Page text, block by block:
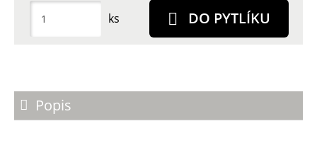
ks DO PYTLÍKU
Popis